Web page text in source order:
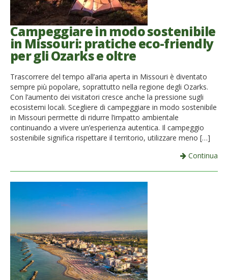
Campeggiare in modo sostenibile
in Missouri: pratiche eco-friendly
per gli Ozarks e oltre
Trascorrere del tempo all’aria aperta in Missouri è diventato
sempre più popolare, soprattutto nella regione degli Ozarks.
Con l’aumento dei visitatori cresce anche la pressione sugli
ecosistemi locali. Scegliere di campeggiare in modo sostenibile
in Missouri permette di ridurre l’impatto ambientale
continuando a vivere un’esperienza autentica. Il campeggio
sostenibile significa rispettare il territorio, utilizzare meno […]
Continua